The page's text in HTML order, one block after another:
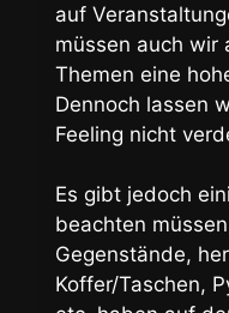
auf
müssen auch wir
Themen eine
Dennoch lassen
Feeling nicht
Es gibt jedoch
beachten
Gegenstände,
Koffer/Taschen,